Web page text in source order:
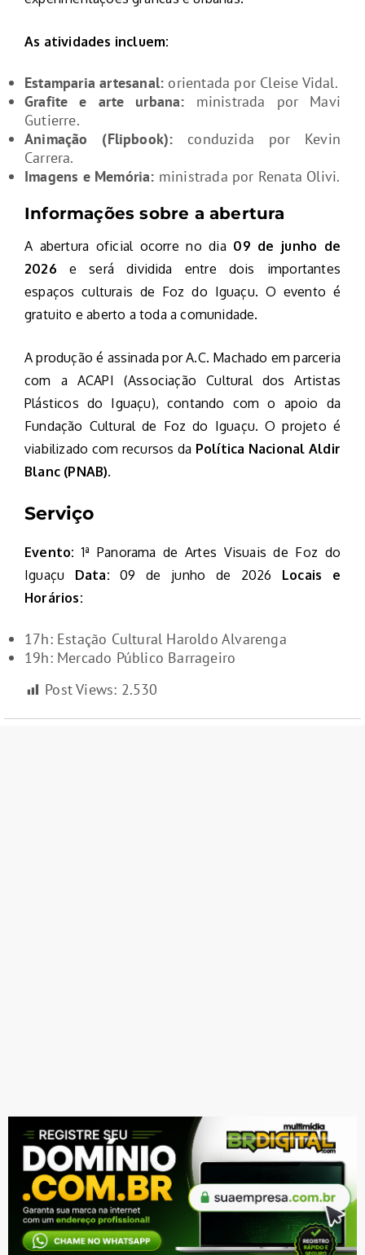
As atividades incluem:
Estamparia artesanal: orientada por Cleise Vidal.
Grafite e arte urbana: ministrada por Mavi
Gutierre.
Animação (Flipbook): conduzida por Kevin
Carrera.
Imagens e Memória: ministrada por Renata Olivi.
Informações sobre a abertura
A abertura oficial ocorre no dia 09 de junho de
2026 e será dividida entre dois importantes
espaços culturais de Foz do Iguaçu. O evento é
gratuito e aberto a toda a comunidade.
A produção é assinada por A.C. Machado em parceria
com a ACAPI (Associação Cultural dos Artistas
Plásticos do Iguaçu), contando com o apoio da
Fundação Cultural de Foz do Iguaçu. O projeto é
viabilizado com recursos da Política Nacional Aldir
Blanc (PNAB).
Serviço
Evento: 1ª Panorama de Artes Visuais de Foz do
Iguaçu Data: 09 de junho de 2026 Locais e
Horários:
17h: Estação Cultural Haroldo Alvarenga
19h: Mercado Público Barrageiro
Post Views: 2.530